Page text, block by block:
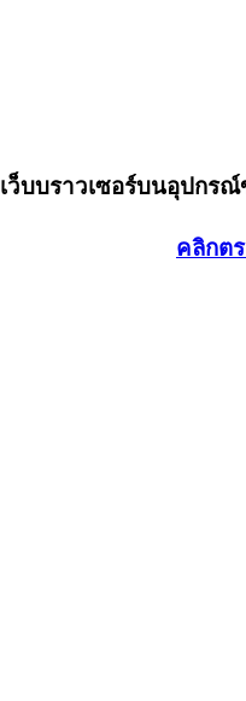
เว็บบราวเซอร์บนอุปกร
คลิกต